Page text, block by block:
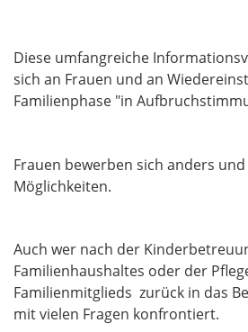
Diese umfangreiche
sich an Frauen und an
Familienphase "in
Frauen bewerben sich anders
Möglichkeiten.
Auch wer nach der
Familienhaushaltes oder der
Familienmitglieds zurück in das
mit vielen Fragen konfrontiert.